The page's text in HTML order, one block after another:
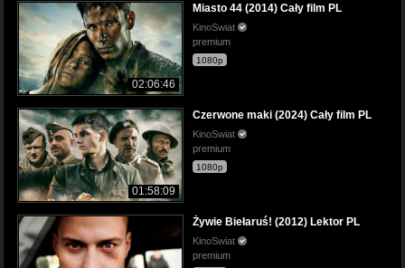
02:06:46
Miasto 44 (2014) Cały film PL
KinoSwiat
premium
1080p
01:58:09
Czerwone maki (2024) Cały film PL
KinoSwiat
premium
1080p
Żywie Biełaruś! (2012) Lektor PL
KinoSwiat
premium